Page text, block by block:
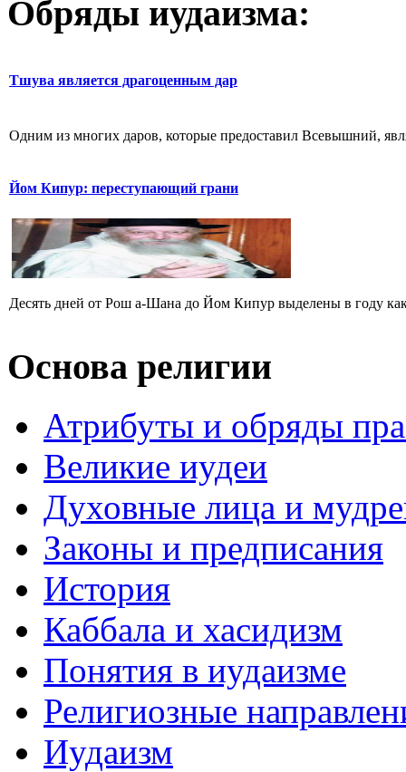
Обряды иудаизма:
Тшува является драгоценным дар
Одним из многих даров, которые предоставил Всевышний,
Йом Кипур: переступающий грани
Десять дней от Рош а-Шана до Йом Кипур выделены в году
Основа религии
Атрибуты и обряды
Великие иудеи
Духовные лица и
Законы и предписания
История
Каббала и хасидизм
Понятия в иудаизме
Религиозные
Иудаизм